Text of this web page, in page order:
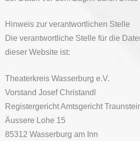
Hinweis zur verantwortlichen Stelle
Die verantwortliche Stelle für die
dieser Website ist:
Theaterkreis Wasserburg e.V.
Vorstand Josef Christandl
Registergericht Amtsgericht
Äussere Lohe 15
85312 Wasserburg am Inn